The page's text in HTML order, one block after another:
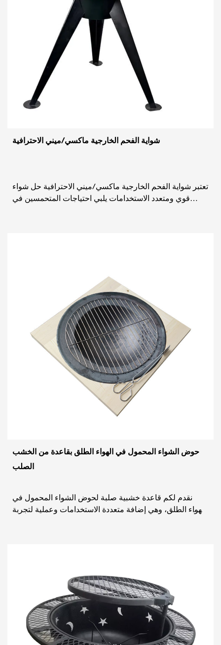
شواية الفحم الخارجية ماكسي/ميني الاحترافية
تعتبر شواية الفحم الخارجية ماكسي/ميني الاحترافية حل شواء
قوي ومتعدد الاستخدامات يلبي احتياجات المتحمسين في
حوض الشواء المحمول في الهواء الطلق بقاعدة من الخشب
الصلب
نقدم لكم قاعدة خشبية صلبة لحوض الشواء المحمول في
الهواء الطلق، وهي إضافة متعددة الاستخدامات وعملية لتجربة